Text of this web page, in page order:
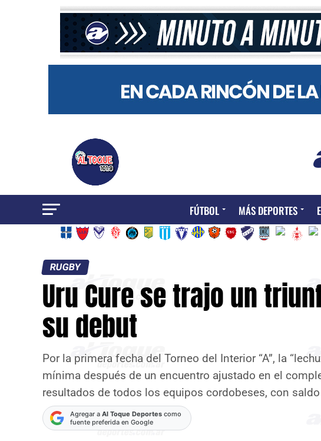
FÚTBOL MÁS DEPORTES
RUGBY
Uru Cure se trajo un
su debut
Por la primera fecha del Torneo del Interior “A”, la
mínima después de un encuentro ajustado en el
resultados de todos los equipos cordobeses, con
Agregar a Al Toque Deportes como
fuente preferida en Google